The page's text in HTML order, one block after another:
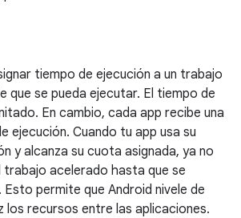
tiempo de ejecución a un trabajo
que se pueda ejecutar. El tiempo de
En cambio, cada app recibe una
ejecución. Cuando tu app usa su
y alcanza su cuota asignada, ya no
trabajo acelerado hasta que se
permite que Android nivele de
los recursos entre las aplicaciones.